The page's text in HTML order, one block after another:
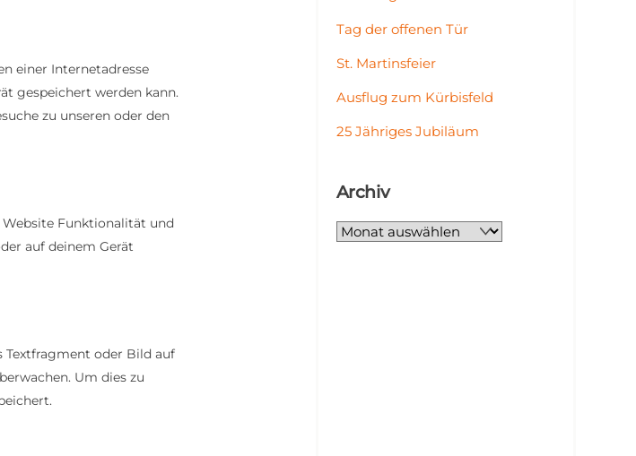
einer Internetadresse
gespeichert werden kann.
zu unseren oder den
Funktionalität und
auf deinem Gerät
Textfragment oder Bild auf
Um dies zu
Tag der offenen Tür
St. Martinsfeier
Ausflug zum Kürbisfeld
25 Jähriges Jubiläum
Archiv
Archiv